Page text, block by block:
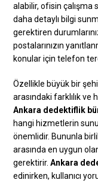
alabilir, ofisin çalışma
daha detaylı bilgi
gerektiren
postalarınızın
konular için telefon
Özellikle büyük bir
arasındaki farklılık ve
Ankara dedektiflik
hangi hizmetlerin
önemlidir. Bununla
arasında en uygun
gerektirir.Ankara
edinirken, kullanıcı